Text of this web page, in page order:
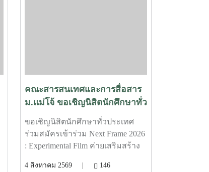
คณะสารสนเทศและการสื่อสาร
ม.แม่โจ้ ขอเชิญนิสิตนักศึกษาทั่ว
ประเทศ ร่วมสมัครเข้าร่วม Next
Frame 2026 : Experimental
Film ค่ายเสริมสร้างความ
ภาพยนตร์ทดลอง
ขอเชิญนิสิตนักศึกษาทั่วประเทศ
ร่วมสมัครเข้าร่วม Next Frame 2026
: Experimental Film ค่ายเสริมสร้าง
ภาพยนตร์ทดลอง ที่จะพาคุณเปิด
4 สิงหาคม 2569 | 146